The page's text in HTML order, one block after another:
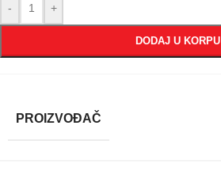
- +
DODAJ U KORPU
PROIZVOĐAČ